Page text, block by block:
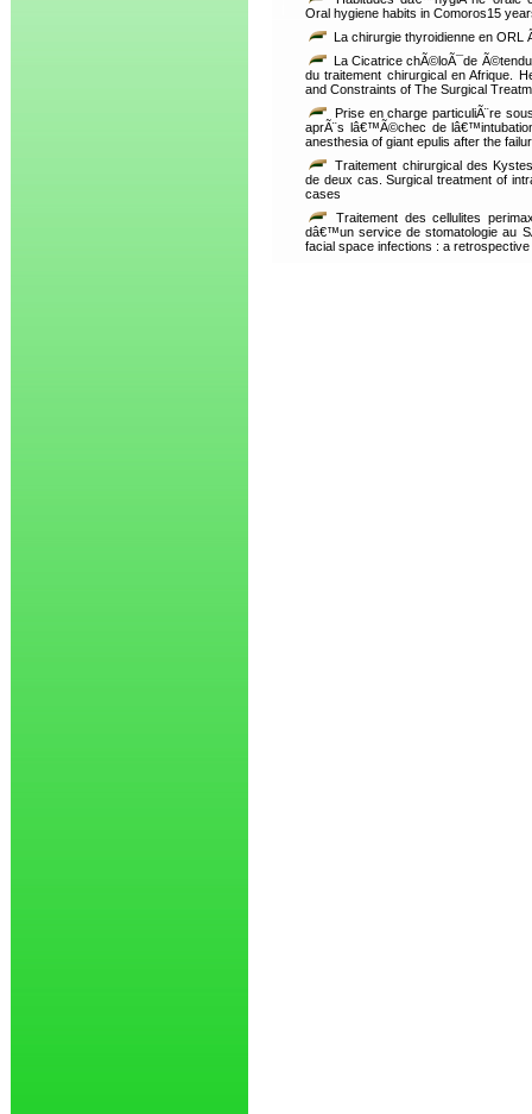
Oral hygiene habits in Comoros15
La chirurgie thyroidienne en ORL
La Cicatrice chÃ©loÃ¯de
du traitement chirurgical en Afrique.
and Constraints of The Surgical
Prise en charge particuliÃ¨re
aprÃ¨s lâ€™Ã©chec de
anesthesia of giant epulis after the
Traitement chirurgical des
de deux cas. Surgical treatment of
cases
Traitement des cellulites
dâ€™un service de stomatologie au
facial space infections : a